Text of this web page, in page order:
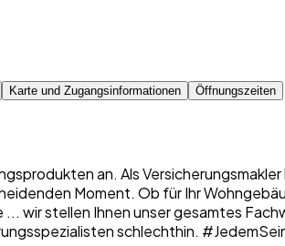
Karte und Zugangsinformationen Öffnungszeiten
an. Als
Moment. Ob für Ihr
wir stellen Ihnen unser gesamtes
schlechthin.